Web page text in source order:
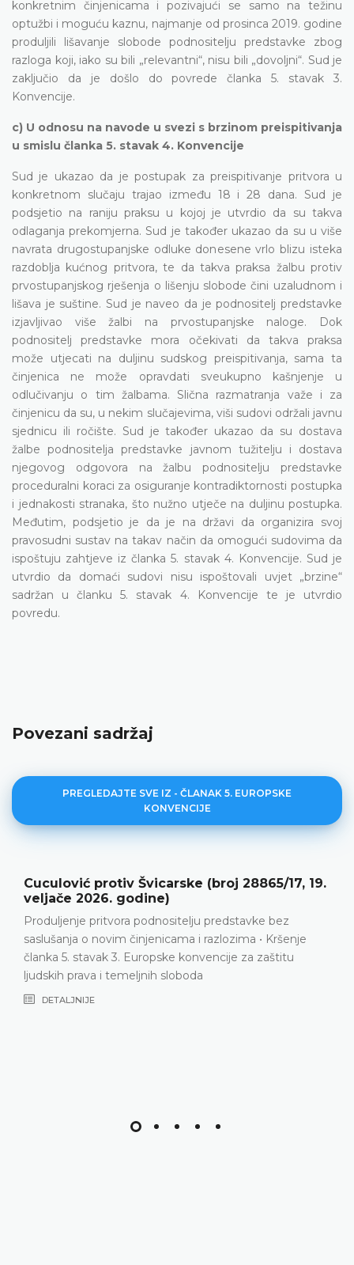
konkretnim činjenicama i pozivajući se samo na težinu
optužbi i moguću kaznu, najmanje od prosinca 2019. godine
produljili lišavanje slobode podnositelju predstavke zbog
razloga koji, iako su bili „relevantni“, nisu bili „dovoljni“. Sud je
zaključio da je došlo do povrede članka 5. stavak 3.
Konvencije.
c) U odnosu na navode u svezi s brzinom preispitivanja
u smislu članka 5. stavak 4. Konvencije
Sud je ukazao da je postupak za preispitivanje pritvora u
konkretnom slučaju trajao između 18 i 28 dana. Sud je
podsjetio na raniju praksu u kojoj je utvrdio da su takva
odlaganja prekomjerna. Sud je također ukazao da su u više
navrata drugostupanjske odluke donesene vrlo blizu isteka
razdoblja kućnog pritvora, te da takva praksa žalbu protiv
prvostupanjskog rješenja o lišenju slobode čini uzaludnom i
lišava je suštine. Sud je naveo da je podnositelj predstavke
izjavljivao više žalbi na prvostupanjske naloge. Dok
podnositelj predstavke mora očekivati da takva praksa
može utjecati na duljinu sudskog preispitivanja, sama ta
činjenica ne može opravdati sveukupno kašnjenje u
odlučivanju o tim žalbama. Slična razmatranja važe i za
činjenicu da su, u nekim slučajevima, viši sudovi održali javnu
sjednicu ili ročište. Sud je također ukazao da su dostava
žalbe podnositelja predstavke javnom tužitelju i dostava
njegovog odgovora na žalbu podnositelju predstavke
proceduralni koraci za osiguranje kontradiktornosti postupka
i jednakosti stranaka, što nužno utječe na duljinu postupka.
Međutim, podsjetio je da je na državi da organizira svoj
pravosudni sustav na takav način da omogući sudovima da
ispoštuju zahtjeve iz članka 5. stavak 4. Konvencije. Sud je
utvrdio da domaći sudovi nisu ispoštovali uvjet „brzine“
sadržan u članku 5. stavak 4. Konvencije te je utvrdio
povredu.
Povezani sadržaj
PREGLEDAJTE SVE IZ - ČLANAK 5. EUROPSKE
KONVENCIJE
Bluks Savickis protiv Latvije (broj 44570/19,
13. lipnja 2024. godine)
Propust domaćih sudova da daju relevantne i dovoljne
razloge za produljenje pritvora • Povreda članka 5.
Europske konvencije
DETALJNIJE